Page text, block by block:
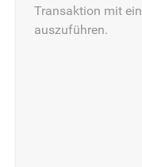
Transaktion mit
auszuführen.